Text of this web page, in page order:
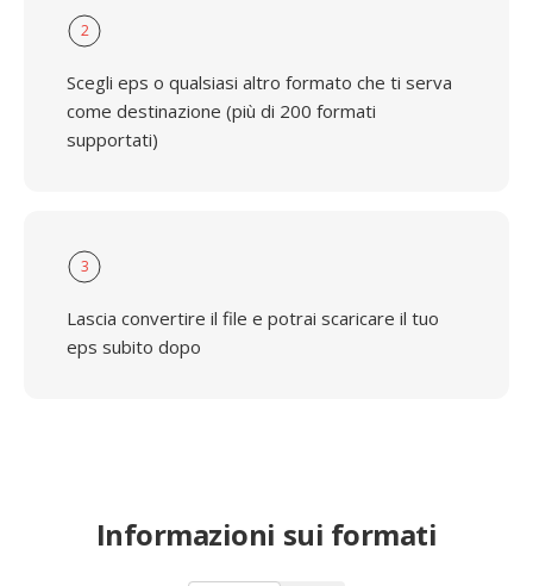
2
Scegli eps o qualsiasi altro formato che ti serva
come destinazione (più di 200 formati
supportati)
3
Lascia convertire il file e potrai scaricare il tuo
eps subito dopo
Informazioni sui formati